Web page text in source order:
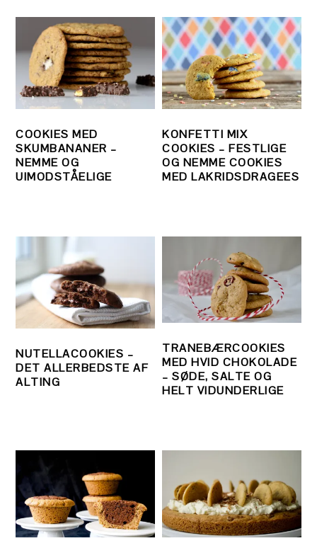
COOKIES MED
SKUMBANANER –
NEMME OG
UIMODSTÅELIGE
KONFETTI MIX
COOKIES – FESTLIGE
OG NEMME COOKIES
MED LAKRIDSDRAGEES
NUTELLACOOKIES –
DET ALLERBEDSTE AF
ALTING
TRANEBÆRCOOKIES
MED HVID CHOKOLADE
– SØDE, SALTE OG
HELT VIDUNDERLIGE